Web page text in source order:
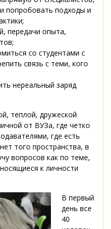
попробовать подходы и
передачи опыта,
со студентами с
связь с теми, кого
нереальный заряд
теплой, дружеской
от ВУЗа, где четко
где есть
того пространства, в
вопросов как по теме,
к личности
В первый
день все
40